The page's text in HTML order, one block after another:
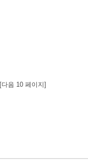
[다음 10 페이지]